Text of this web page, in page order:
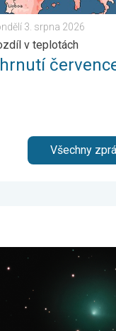
3. srpna 2026
v teplotách
Všechny
pozorování. . . úterý
10P/Tempel.